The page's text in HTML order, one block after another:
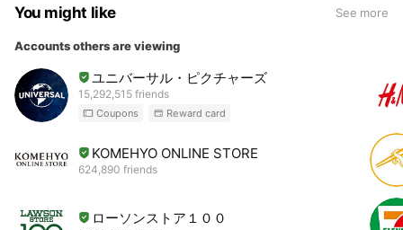
You might like See more
Accounts others are viewing
ユニバーサル・ピクチャーズ
15,292,515 friends
Coupons Reward card
KOMEHYO ONLINE STORE
624,890 friends
ローソンストア１００